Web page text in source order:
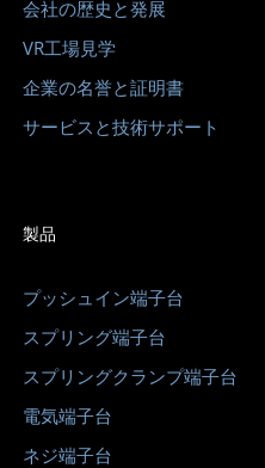
会社の歴史と発展
VR工場見学
企業の名誉と証明書
サービスと技術サポート
製品
プッシュイン端​​子台
スプリング端子台
スプリングクランプ端子台
電気端子台
ネジ端子台